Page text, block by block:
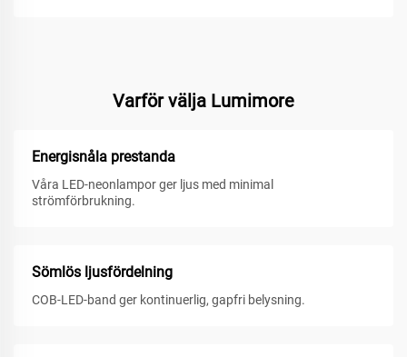
Varför välja Lumimore
Energisnåla prestanda
Våra LED-neonlampor ger ljus med minimal
strömförbrukning.
Sömlös ljusfördelning
COB-LED-band ger kontinuerlig, gapfri belysning.